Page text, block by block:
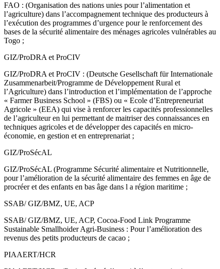
FAO : (Organisation des nations unies pour l’alimentation et
l’agriculture) dans l’accompagnement technique des producteurs à
l’exécution des programmes d’urgence pour le renforcement des
bases de la sécurité alimentaire des ménages agricoles vulnérables au
Togo ;
GIZ/ProDRA et ProCIV
GIZ/ProDRA et ProCIV : (Deutsche Gesellschaft für Internationale
Zusammenarbeit/Programme de Développement Rural et
l’Agriculture) dans l’introduction et l’implémentation de l’approche
« Farmer Business School » (FBS) ou « Ecole d’Entrepreneuriat
Agricole » (EEA) qui vise à renforcer les capacités professionnelles
de l’agriculteur en lui permettant de maitriser des connaissances en
techniques agricoles et de développer des capacités en micro-
économie, en gestion et en entreprenariat ;
GIZ/ProSécAL
GIZ/ProSécAL (Programme Sécurité alimentaire et Nutritionnelle,
pour l’amélioration de la sécurité alimentaire des femmes en âge de
procréer et des enfants en bas âge dans l a région maritime ;
SSAB/ GIZ/BMZ, UE, ACP
SSAB/ GIZ/BMZ, UE, ACP, Cocoa-Food Link Programme
Sustainable Smallhoider Agri-Business : Pour l’amélioration des
revenus des petits producteurs de cacao ;
PIAAERT/HCR